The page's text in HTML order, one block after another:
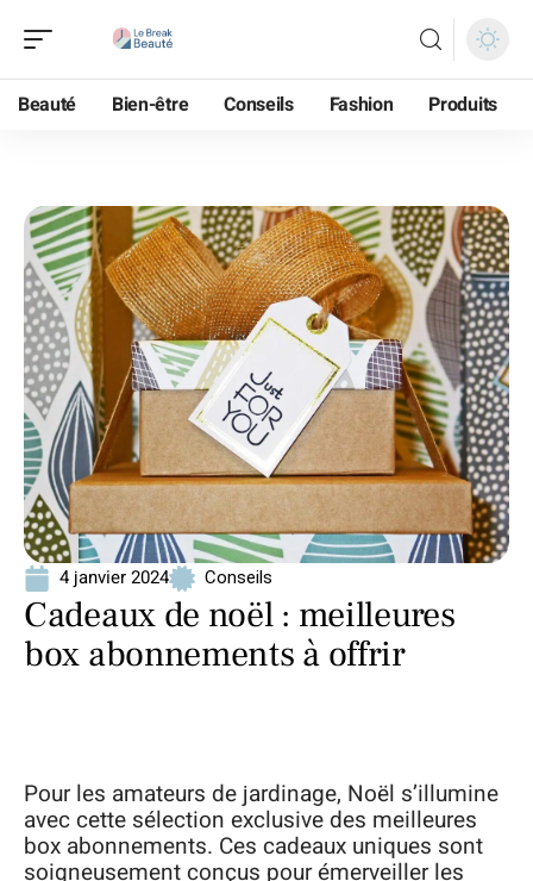
Beauté Bien-être Conseils Fashion Produits
4 janvier 2024 Conseils
Cadeaux de noël : meilleures
box abonnements à offrir
Pour les amateurs de jardinage, Noël s’illumine
avec cette sélection exclusive des meilleures
box abonnements. Ces cadeaux uniques sont
soigneusement conçus pour émerveiller les